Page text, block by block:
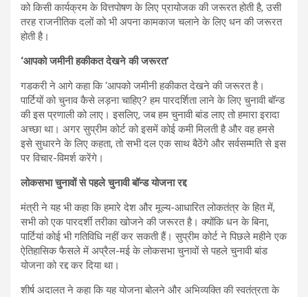
को किसी कार्यक्रम के वित्तपोषण के लिए प्रायोजक की जरूरत होती है, उसी
तरह राजनीतिक दलों को भी अपना कामकाज चलाने के लिए धन की जरूरत
होती है।
‘आपको जमीनी हकीकत देखने की जरूरत’
गडकरी ने आगे कहा कि ‘आपको जमीनी हकीकत देखने की जरूरत है।
पार्टियों को चुनाव कैसे लड़ना चाहिए? हम पारदर्शिता लाने के लिए चुनावी बॉन्ड
की इस प्रणाली को लाए। इसलिए, जब हम चुनावी बांड लाए तो हमारा इरादा
अच्छा था। अगर सुप्रीम कोर्ट को इसमें कोई कमी मिलती है और वह हमसे
इसे सुधारने के लिए कहता, तो सभी दल एक साथ बैठेंगे और सर्वसम्मति से इस
पर विचार-विमर्श करेंगे।
लोकसभा चुनावों से पहले चुनावी बॉन्ड योजना रद्द
मंत्री ने यह भी कहा कि हमारे देश और मूल्य-आधारित लोकतंत्र के हित में,
सभी को एक पारदर्शी तरीका खोजने की जरूरत है। क्योंकि धन के बिना,
पार्टियां कोई भी गतिविधि नहीं कर सकती हैं। सुप्रीम कोर्ट ने पिछले महीने एक
ऐतिहासिक फैसले में अप्रैल-मई के लोकसभा चुनावों से पहले चुनावी बांड
योजना को रद्द कर दिया था।
शीर्ष अदालत ने कहा कि यह योजना बोलने और अभिव्यक्ति की स्वतंत्रता के